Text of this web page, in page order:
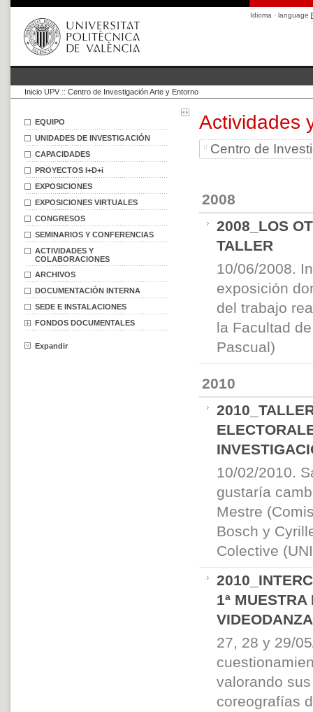
Idioma · language
Inicio UPV :: Centro de Investigación Arte y Entorno
EQUIPO
UNIDADES DE INVESTIGACIÓN
CAPACIDADES
PROYECTOS I+D+i
EXPOSICIONES
EXPOSICIONES VIRTUALES
CONGRESOS
SEMINARIOS Y CONFERENCIAS
ACTIVIDADES Y
COLABORACIONES
ARCHIVOS
DOCUMENTACIÓN INTERNA
SEDE E INSTALACIONES
FONDOS DOCUMENTALES
Expandir
Actividades
Centro de
2008
2008_LOS
TALLER
10/06/2008.
exposición
del trabajo
la Facultad
Pascual)
2010
10/02/2010.
gustaría
Mestre
Bosch y
Colective
1ª
27, 28 y 29/
valorando
coreografías